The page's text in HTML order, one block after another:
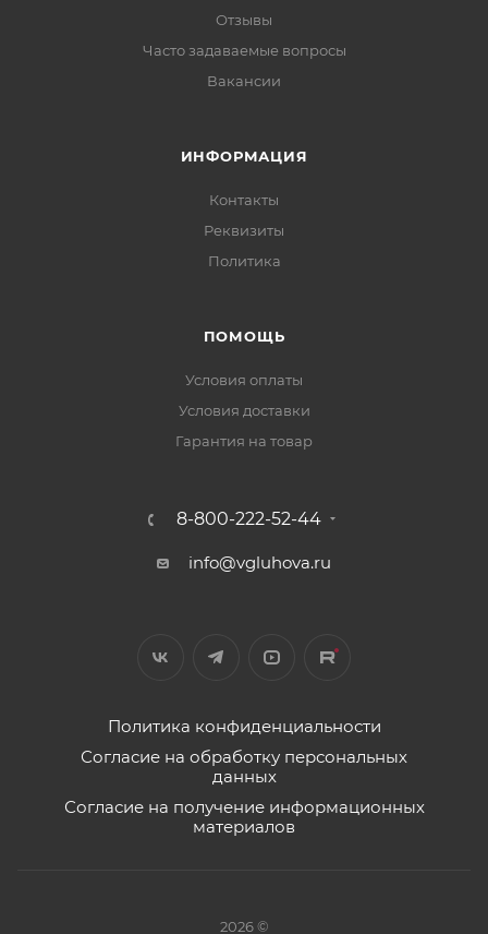
Отзывы
Часто задаваемые вопросы
Вакансии
ИНФОРМАЦИЯ
Контакты
Реквизиты
Политика
ПОМОЩЬ
Условия оплаты
Условия доставки
Гарантия на товар
8-800-222-52-44
info@vgluhova.ru
Политика конфиденциальности
Согласие на обработку персональных
данных
Согласие на получение информационных
материалов
2026 ©